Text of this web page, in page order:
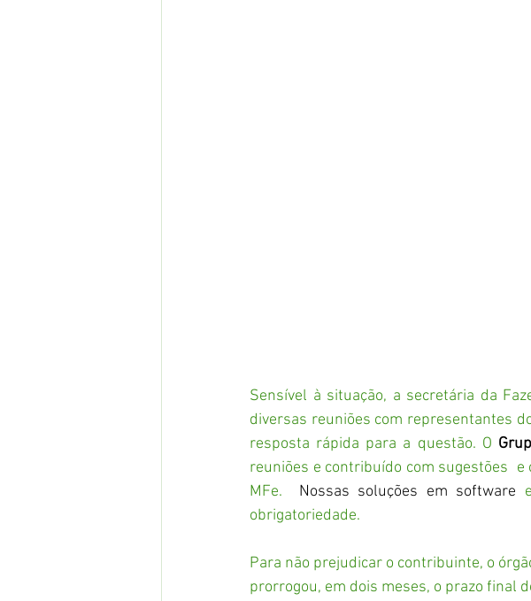
Sensível à situação, a secretária da
diversas reuniões com representantes
resposta rápida para a questão. O
reuniões e contribuído com sugestões
MFe. Nossas soluções em software
obrigatoriedade.
Para não prejudicar o contribuinte, o
prorrogou, em dois meses, o prazo final